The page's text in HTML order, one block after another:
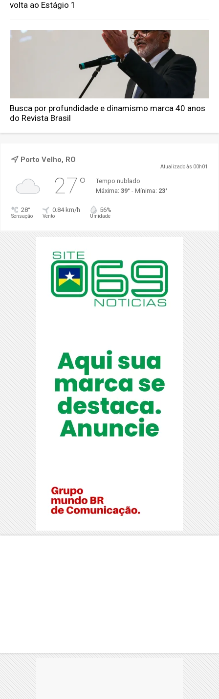
volta ao Estágio 1
Busca por profundidade e dinamismo marca 40 anos
do Revista Brasil
Porto Velho, RO
Atualizado às 00h01
27°
Tempo nublado
Máxima: 39° - Mínima: 23°
28°
Sensação
0.84 km/h
Vento
56%
Umidade